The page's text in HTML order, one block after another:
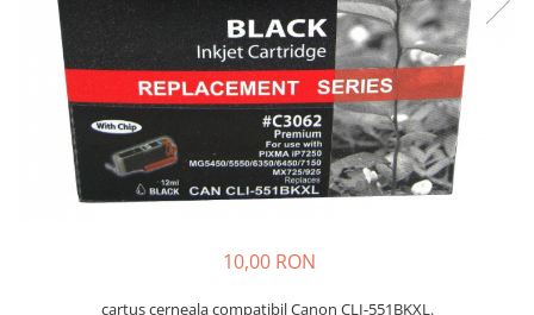
10,00 RON
cartus cerneala compatibil Canon CLI-551BKXL.